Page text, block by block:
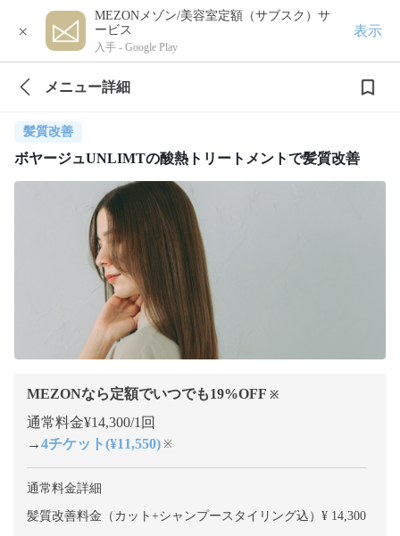
×
MEZONメゾン/美容室定額（サブスク）サ
ービス
入手 - Google Play
表示
メニュー詳細
髪質改善
ボヤージュUNLIMTの酸熱トリートメントで髪質改善
MEZONなら定額でいつでも19%OFF ※
通常料金¥14,300/1回
→4チケット(¥11,550) ※
通常料金詳細
髪質改善料金（カット+シャンプースタイリング込）¥ 14,300